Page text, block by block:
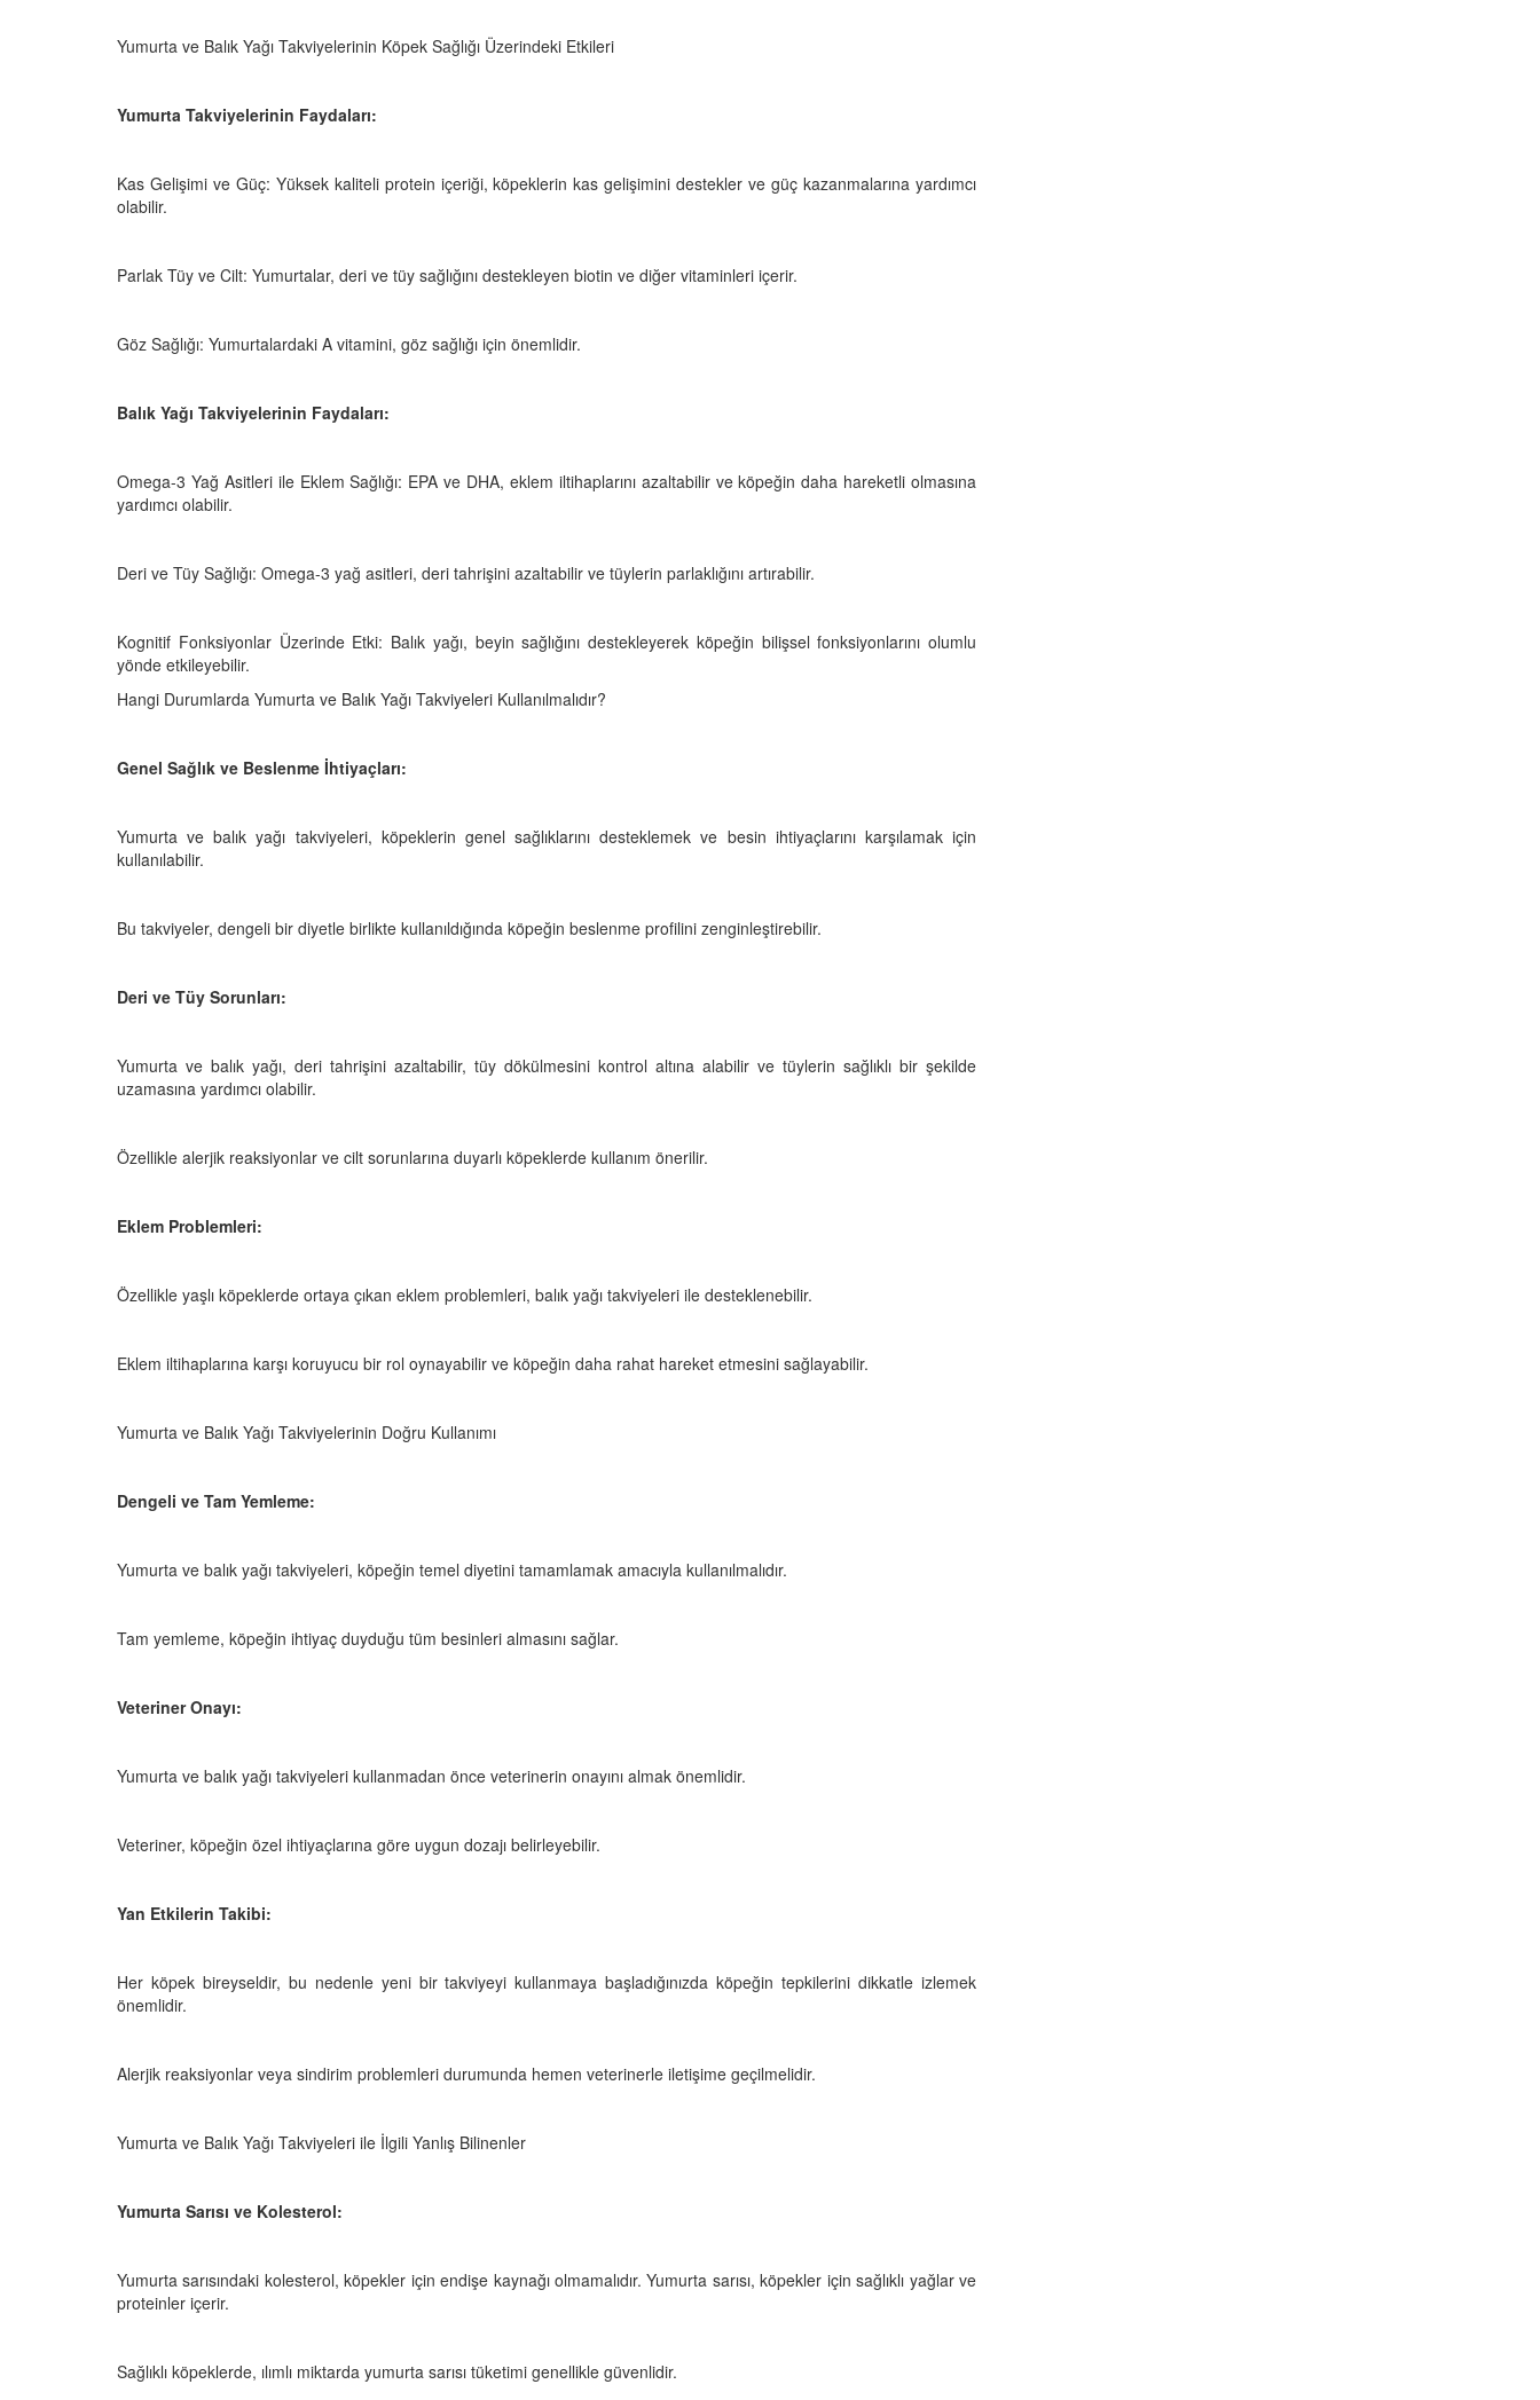
Yumurta ve Balık Yağı Takviyelerinin Köpek Sağlığı Üzerindeki Etkileri
Yumurta Takviyelerinin Faydaları:
Kas Gelişimi ve Güç: Yüksek kaliteli protein içeriği, köpeklerin kas gelişimini destekler ve güç kazanmalarına yardımcı
olabilir.
Parlak Tüy ve Cilt: Yumurtalar, deri ve tüy sağlığını destekleyen biotin ve diğer vitaminleri içerir.
Göz Sağlığı: Yumurtalardaki A vitamini, göz sağlığı için önemlidir.
Balık Yağı Takviyelerinin Faydaları:
Omega-3 Yağ Asitleri ile Eklem Sağlığı: EPA ve DHA, eklem iltihaplarını azaltabilir ve köpeğin daha hareketli olmasına
yardımcı olabilir.
Deri ve Tüy Sağlığı: Omega-3 yağ asitleri, deri tahrişini azaltabilir ve tüylerin parlaklığını artırabilir.
Kognitif Fonksiyonlar Üzerinde Etki: Balık yağı, beyin sağlığını destekleyerek köpeğin bilişsel fonksiyonlarını olumlu
yönde etkileyebilir.
Hangi Durumlarda Yumurta ve Balık Yağı Takviyeleri Kullanılmalıdır?
Genel Sağlık ve Beslenme İhtiyaçları:
Yumurta ve balık yağı takviyeleri, köpeklerin genel sağlıklarını desteklemek ve besin ihtiyaçlarını karşılamak için
kullanılabilir.
Bu takviyeler, dengeli bir diyetle birlikte kullanıldığında köpeğin beslenme profilini zenginleştirebilir.
Deri ve Tüy Sorunları:
Yumurta ve balık yağı, deri tahrişini azaltabilir, tüy dökülmesini kontrol altına alabilir ve tüylerin sağlıklı bir şekilde
uzamasına yardımcı olabilir.
Özellikle alerjik reaksiyonlar ve cilt sorunlarına duyarlı köpeklerde kullanım önerilir.
Eklem Problemleri:
Özellikle yaşlı köpeklerde ortaya çıkan eklem problemleri, balık yağı takviyeleri ile desteklenebilir.
Eklem iltihaplarına karşı koruyucu bir rol oynayabilir ve köpeğin daha rahat hareket etmesini sağlayabilir.
Yumurta ve Balık Yağı Takviyelerinin Doğru Kullanımı
Dengeli ve Tam Yemleme:
Yumurta ve balık yağı takviyeleri, köpeğin temel diyetini tamamlamak amacıyla kullanılmalıdır.
Tam yemleme, köpeğin ihtiyaç duyduğu tüm besinleri almasını sağlar.
Veteriner Onayı:
Yumurta ve balık yağı takviyeleri kullanmadan önce veterinerin onayını almak önemlidir.
Veteriner, köpeğin özel ihtiyaçlarına göre uygun dozajı belirleyebilir.
Yan Etkilerin Takibi:
Her köpek bireyseldir, bu nedenle yeni bir takviyeyi kullanmaya başladığınızda köpeğin tepkilerini dikkatle izlemek
önemlidir.
Alerjik reaksiyonlar veya sindirim problemleri durumunda hemen veterinerle iletişime geçilmelidir.
Yumurta ve Balık Yağı Takviyeleri ile İlgili Yanlış Bilinenler
Yumurta Sarısı ve Kolesterol:
Yumurta sarısındaki kolesterol, köpekler için endişe kaynağı olmamalıdır. Yumurta sarısı, köpekler için sağlıklı yağlar ve
proteinler içerir.
Sağlıklı köpeklerde, ılımlı miktarda yumurta sarısı tüketimi genellikle güvenlidir.